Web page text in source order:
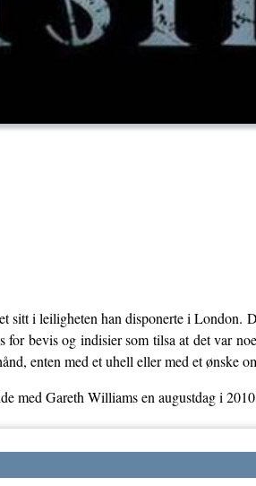
sitt i leiligheten han disponerte i London.
for bevis og indisier som tilsa at det var
enten med et uhell eller med et ønske
med Gareth Williams en augustdag i